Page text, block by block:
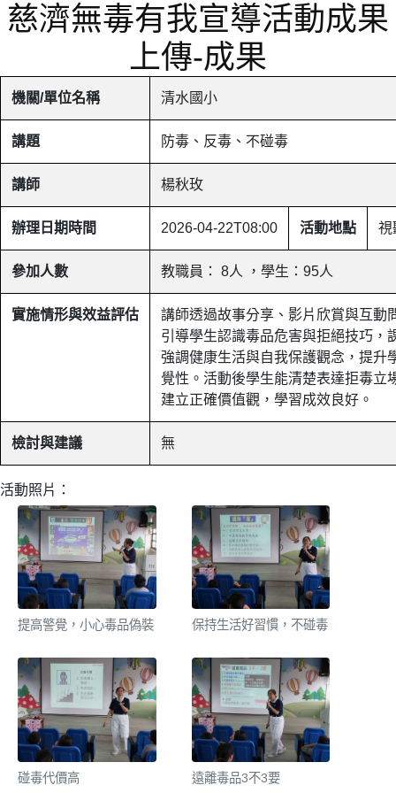
慈濟無毒有我宣導活動成果
上傳-成果
機關/單位名稱 清水國小
講題 防毒、反毒、不碰毒
講師 楊秋玫
辦理日期時間 2026-04-22T08:00 活動地點 視
參加人數 教職員： 8人 ，學生：95人
實施情形與效益評估
講師透過故事分享、影片欣賞與互動
引導學生認識毒品危害與拒絕技巧，
強調健康生活與自我保護觀念，提升
覺性。活動後學生能清楚表達拒毒立
建立正確價值觀，學習成效良好。
檢討與建議 無
活動照片：
提高警覺，小心毒品偽裝 保持生活好習慣，不碰毒
碰毒代價高 遠離毒品3不3要